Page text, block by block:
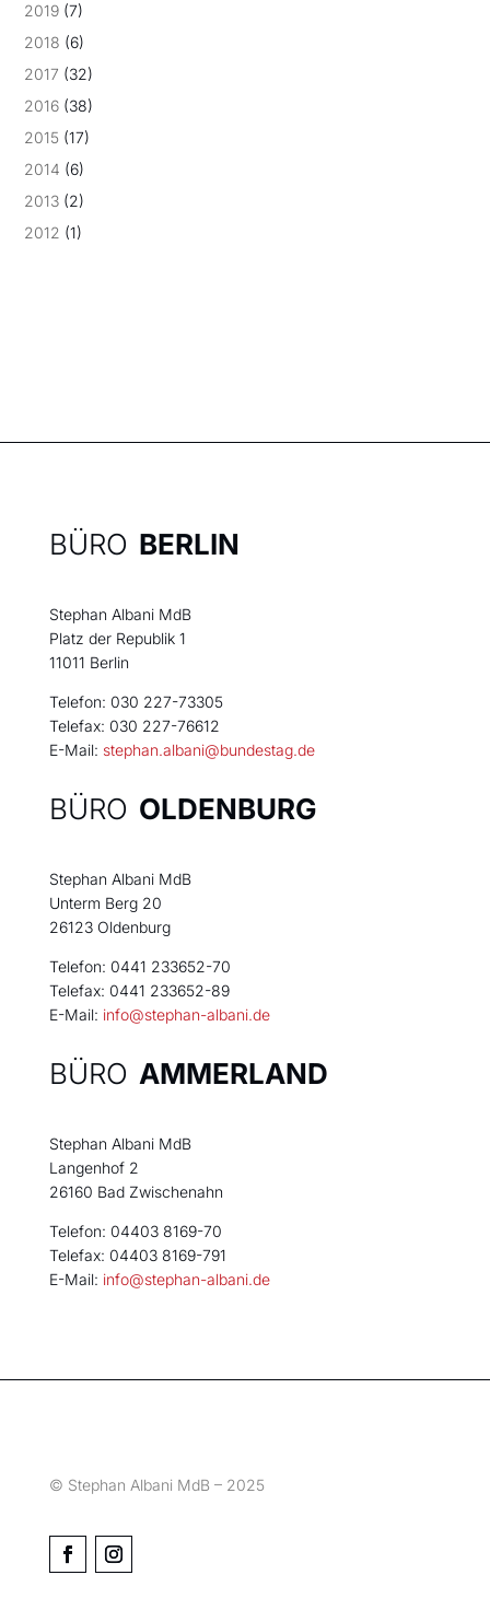
2019 (7)
2018 (6)
2017 (32)
2016 (38)
2015 (17)
2014 (6)
2013 (2)
2012 (1)
BÜRO BERLIN
Stephan Albani MdB
Platz der Republik 1
11011 Berlin
Telefon: 030 227-73305
Telefax: 030 227-76612
E-Mail: stephan.albani@bundestag.de
BÜRO OLDENBURG
Stephan Albani MdB
Unterm Berg 20
26123 Oldenburg
Telefon: 0441 233652-70
Telefax: 0441 233652-89
E-Mail: info@stephan-albani.de
BÜRO AMMERLAND
Stephan Albani MdB
Langenhof 2
26160 Bad Zwischenahn
Telefon: 04403 8169-70
Telefax: 04403 8169-791
E-Mail: info@stephan-albani.de
© Stephan Albani MdB – 2025